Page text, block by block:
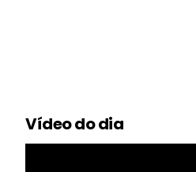
Vídeo do dia